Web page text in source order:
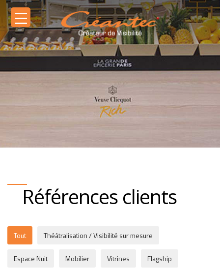
Références clients
Tout Théâtralisation / Visibilité sur mesure
Espace Nuit Mobilier Vitrines Flagship